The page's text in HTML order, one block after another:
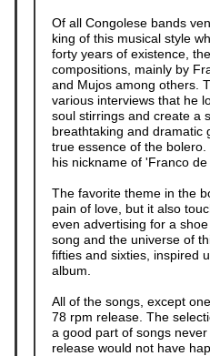
Of all Congolese bands
king of this musical style
forty years of existence,
compositions, mainly by
and Mujos among others.
various interviews that he
soul stirrings and create a
breathtaking and dramatic
true essence of the
his nickname of 'Franco
The favorite theme in the
pain of love, but it also
even advertising for a
song and the universe of
fifties and sixties, inspired
album.
All of the songs, except
78 rpm release. The
a good part of songs
release would not have